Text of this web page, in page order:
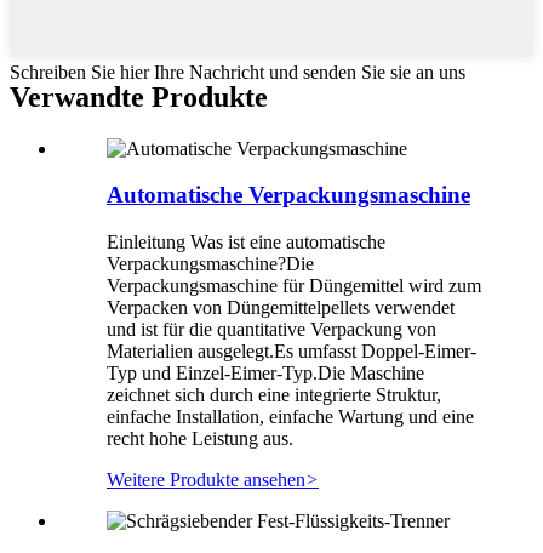
Schreiben Sie hier Ihre Nachricht und senden Sie sie an uns
Verwandte Produkte
Automatische Verpackungsmaschine
Einleitung Was ist eine automatische
Verpackungsmaschine?Die
Verpackungsmaschine für Düngemittel wird zum
Verpacken von Düngemittelpellets verwendet
und ist für die quantitative Verpackung von
Materialien ausgelegt.Es umfasst Doppel-Eimer-
Typ und Einzel-Eimer-Typ.Die Maschine
zeichnet sich durch eine integrierte Struktur,
einfache Installation, einfache Wartung und eine
recht hohe Leistung aus.
Weitere Produkte ansehen>